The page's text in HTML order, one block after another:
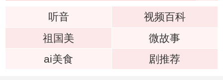
听音
视频百科
祖国美
微故事
ai美食
剧推荐